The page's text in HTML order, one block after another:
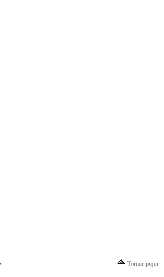
Tornar pujar